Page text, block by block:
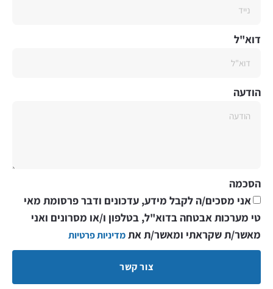
דוא"ל
הודעה
הסכמה
אני מסכים/ה לקבל מידע, עדכונים ודבר פרסומת מאי
טי מערכות אבטחה בדוא"ל, בטלפון ו/או מסרונים ואני
מאשר/ת שקראתי ומאשר/ת אתמדיניות פרטיות
צור קשר